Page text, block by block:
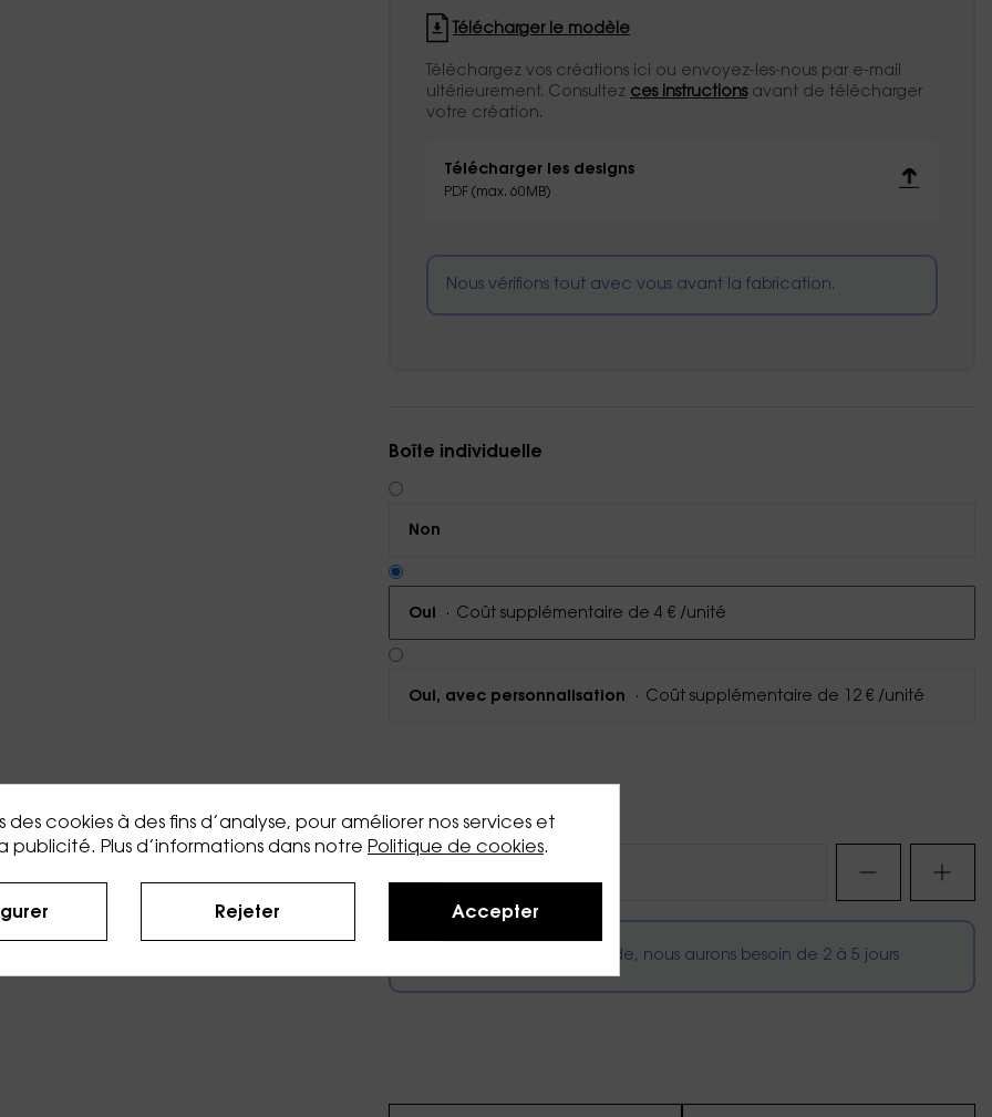
Télécharger le modèle
Téléchargez vos créations ici ou envoyez-les-nous par e-mail
ultérieurement. Consultez ces instructionsavant de télécharger
votre création.
Télécharger les designs
PDF (max. 60MB)
Nous vérifions tout avec vous avant la fabrication.
Boîte individuelle
Non
Oui · Coût supplémentaire de 4 € /unité
Oui, avec personnalisation · Coût supplémentaire de 12 € /unité
Pour cette commande, nous aurons besoin de 2à 5 jours
des cookies à des fins d’analyse, pour améliorer nos services et
publicité. Plus d’informations dans notre Politique de cookies.
Rejeter Accepter